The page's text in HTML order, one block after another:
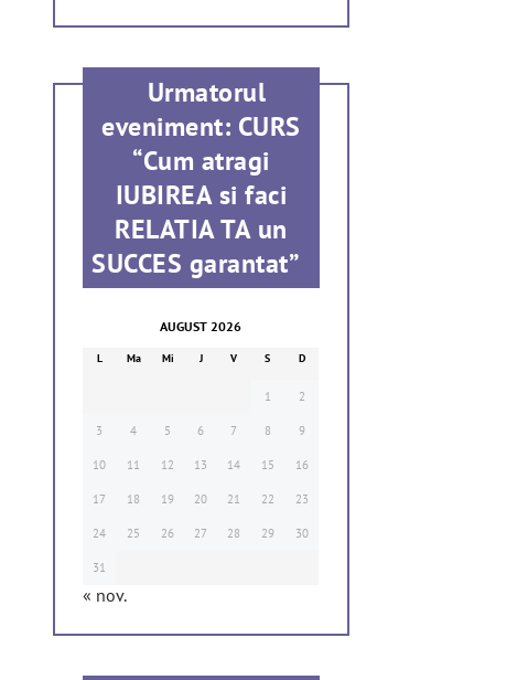
Urmatorul
eveniment: CURS
“Cum atragi
IUBIREA si faci
RELATIA TA un
SUCCES garantat”
AUGUST 2026
L Ma Mi J V S D
1 2
3 4 5 6 7 8 9
10 11 12 13 14 15 16
17 18 19 20 21 22 23
24 25 26 27 28 29 30
31
« nov.